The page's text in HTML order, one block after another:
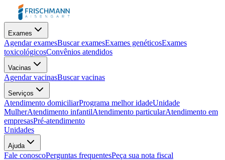
Exames
Agendar examesBuscar examesExames genéticosExames
toxicológicosConvênios atendidos
Vacinas
Agendar vacinasBuscar vacinas
Serviços
Atendimento domiciliarPrograma melhor idadeUnidade
MulherAtendimento infantilAtendimento particularAtendimento em
empresasPré-atendimento
Unidades
Ajuda
Fale conoscoPerguntas frequentesPeça sua nota fiscal